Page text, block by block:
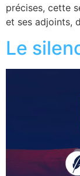
précises, cette
et ses adjoints,
Le